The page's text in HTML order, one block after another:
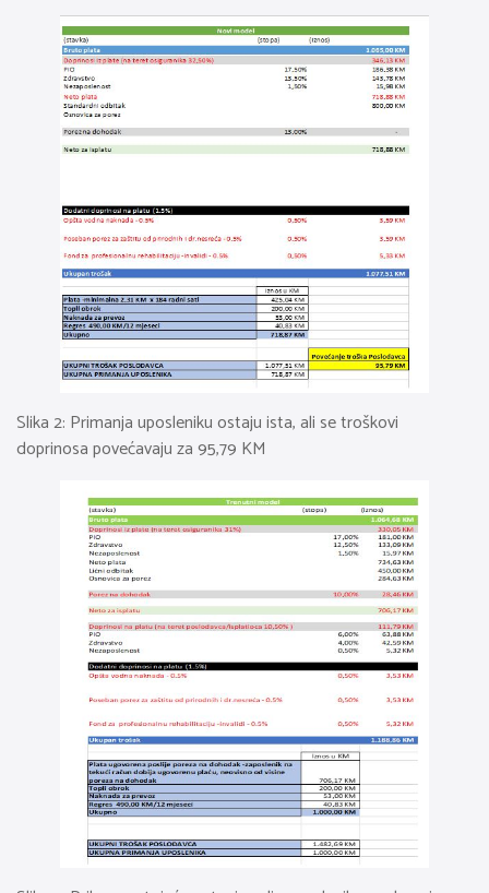
Slika 2: Primanja uposleniku ostaju ista, ali se troškovi
doprinosa povećavaju za 95,79 KM